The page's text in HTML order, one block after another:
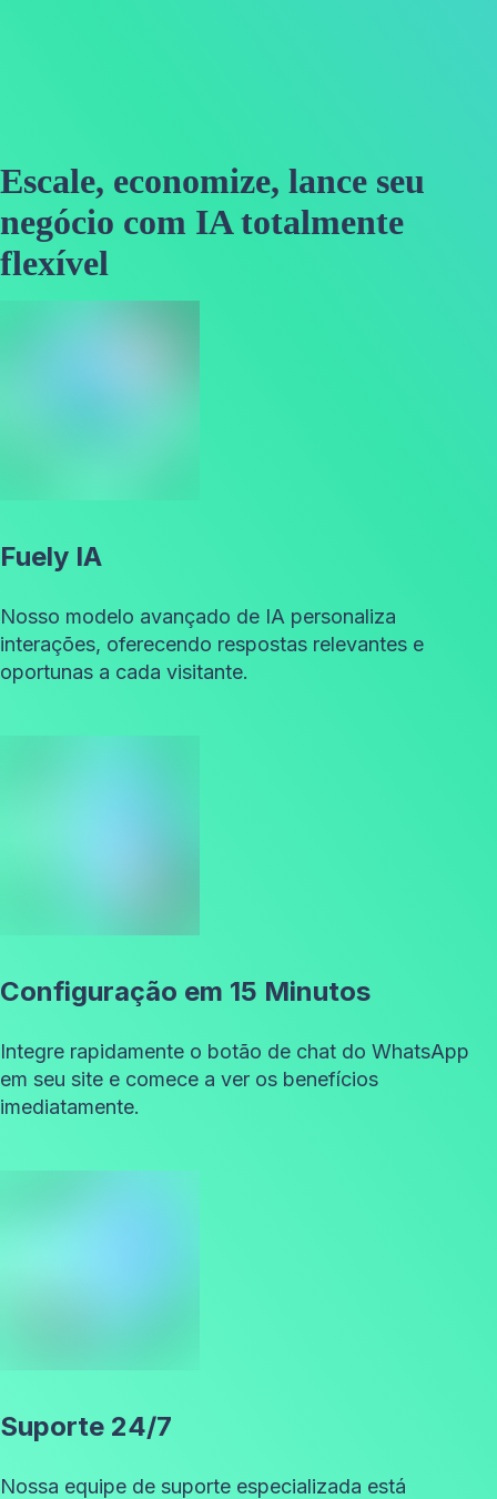
Escale, economize, lance seu
negócio com IA totalmente
flexível
Fuely IA
Nosso modelo avançado de IA personaliza
interações, oferecendo respostas relevantes e
oportunas a cada visitante.
Configuração em 15 Minutos
Integre rapidamente o botão de chat do WhatsApp
em seu site e comece a ver os benefícios
imediatamente.
Suporte 24/7
Nossa equipe de suporte especializada está